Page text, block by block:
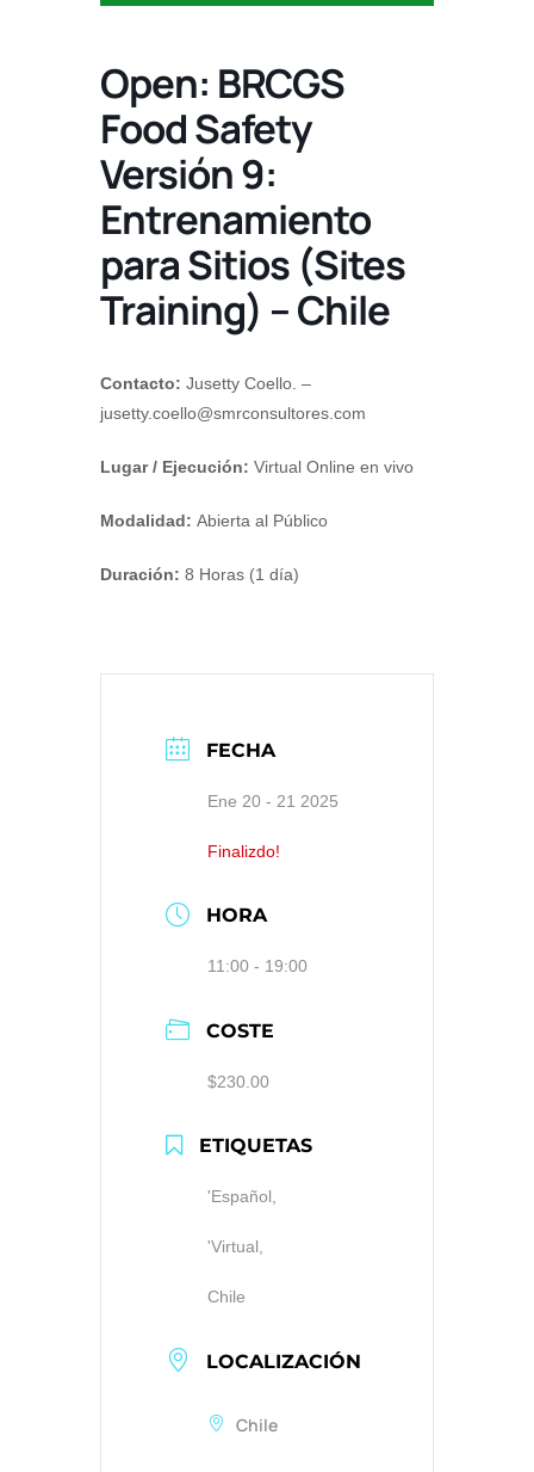
Open: BRCGS
Food Safety
Versión 9:
Entrenamiento
para Sitios (Sites
Training) – Chile
Contacto: Jusetty Coello. –
jusetty.coello@smrconsultores.com
Lugar / Ejecución: Virtual Online en vivo
Modalidad: Abierta al Público
Duración: 8 Horas (1 día)
FECHA
Ene 20 - 21 2025
Finalizdo!
HORA
11:00 - 19:00
COSTE
$230.00
ETIQUETAS
'Español,
'Virtual,
Chile
LOCALIZACIÓN
Chile